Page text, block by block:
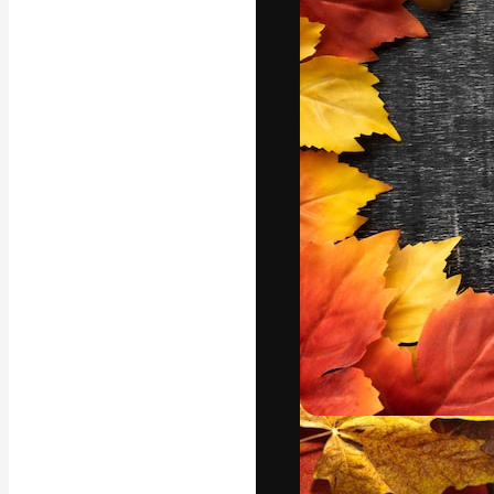
La piattaforma
migliori lavori.
creativi,
Italiano
Copyright ©